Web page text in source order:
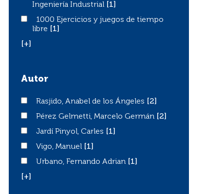
Ingeniería Industrial
[1]
1000 Ejercicios y juegos de tiempo libre
1000 Ejercicios y juegos de tiempo
libre
[1]
[+]
Autor
Rasjido, Anabel de los Ángeles
Rasjido, Anabel de los Ángeles
[2]
Pérez Gelmetti, Marcelo Germán
Pérez Gelmetti, Marcelo Germán
[2]
Jardí Pinyol, Carles
Jardí Pinyol, Carles
[1]
Vigo, Manuel
Vigo, Manuel
[1]
Urbano, Fernando Adrian
Urbano, Fernando Adrian
[1]
[+]